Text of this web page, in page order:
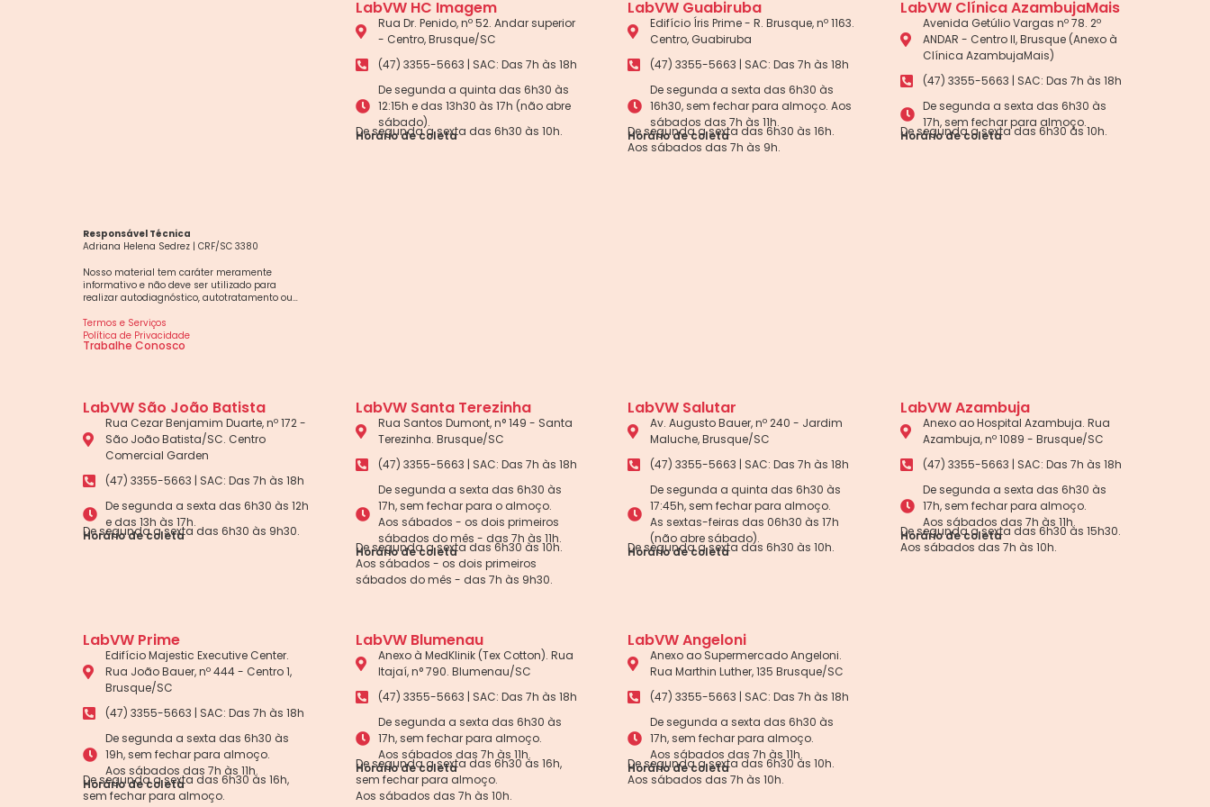
Responsável Técnica
Adriana Helena Sedrez | CRF/SC 3380
Nosso material tem caráter meramente
informativo e não deve ser utilizado para
realizar autodiagnóstico, autotratamento ou
seu médico.
Termos e Serviços
Política de Privacidade
Trabalhe Conosco
LabVW HC Imagem
Rua Dr. Penido, nº 52. Andar superior
- Centro, Brusque/SC
(47) 3355-5663 | SAC: Das 7h às 18h
De segunda a quinta das 6h30 às
12:15h e das 13h30 às 17h (não abre
sábado).
Horário de coleta
De segunda a sexta das 6h30 às 10h.
LabVW Guabiruba
Edifício Íris Prime - R. Brusque, nº 1163.
Centro, Guabiruba
(47) 3355-5663 | SAC: Das 7h às 18h
De segunda a sexta das 6h30 às
16h30, sem fechar para almoço. Aos
sábados das 7h às 11h.
Horário de coleta
De segunda a sexta das 6h30 às 16h.
Aos sábados das 7h às 9h.
LabVW Clínica AzambujaMais
Avenida Getúlio Vargas nº 78. 2º
ANDAR - Centro II, Brusque (Anexo à
Clínica AzambujaMais)
(47) 3355-5663 | SAC: Das 7h às 18h
De segunda a sexta das 6h30 às
17h, sem fechar para almoço.
Horário de coleta
De segunda a sexta das 6h30 às 10h.
LabVW São João Batista
Rua Cezar Benjamim Duarte, nº 172 -
São João Batista/SC. Centro
Comercial Garden
(47) 3355-5663 | SAC: Das 7h às 18h
De segunda a sexta das 6h30 às 12h
e das 13h às 17h.
Horário de coleta
De segunda a sexta das 6h30 às 9h30.
LabVW Santa Terezinha
Rua Santos Dumont, n° 149 - Santa
Terezinha. Brusque/SC
(47) 3355-5663 | SAC: Das 7h às 18h
De segunda a sexta das 6h30 às
17h, sem fechar para o almoço.
Aos sábados - os dois primeiros
sábados do mês - das 7h às 11h.
Horário de coleta
De segunda a sexta das 6h30 às 10h.
Aos sábados - os dois primeiros
sábados do mês - das 7h às 9h30.
LabVW Salutar
Av. Augusto Bauer, nº 240 - Jardim
Maluche, Brusque/SC
(47) 3355-5663 | SAC: Das 7h às 18h
De segunda a quinta das 6h30 às
17:45h, sem fechar para almoço.
As sextas-feiras das 06h30 às 17h
(não abre sábado).
Horário de coleta
De segunda a sexta das 6h30 às 10h.
LabVW Azambuja
Anexo ao Hospital Azambuja. Rua
Azambuja, nº 1089 - Brusque/SC
(47) 3355-5663 | SAC: Das 7h às 18h
De segunda a sexta das 6h30 às
17h, sem fechar para almoço.
Aos sábados das 7h às 11h.
Horário de coleta
De segunda a sexta das 6h30 às 15h30.
Aos sábados das 7h às 10h.
LabVW Prime
Edifício Majestic Executive Center.
Rua João Bauer, nº 444 - Centro 1,
Brusque/SC
(47) 3355-5663 | SAC: Das 7h às 18h
De segunda a sexta das 6h30 às
19h, sem fechar para almoço.
Aos sábados das 7h às 11h.
Horário de coleta
De segunda a sexta das 6h30 às 16h,
sem fechar para almoço.
LabVW Blumenau
Anexo à MedKlinik (Tex Cotton). Rua
Itajaí, n° 790. Blumenau/SC
(47) 3355-5663 | SAC: Das 7h às 18h
De segunda a sexta das 6h30 às
17h, sem fechar para almoço.
Aos sábados das 7h às 11h.
Horário de coleta
De segunda a sexta das 6h30 às 16h,
sem fechar para almoço.
Aos sábados das 7h às 10h.
LabVW Angeloni
Anexo ao Supermercado Angeloni.
Rua Marthin Luther, 135 Brusque/SC
(47) 3355-5663 | SAC: Das 7h às 18h
De segunda a sexta das 6h30 às
17h, sem fechar para almoço.
Aos sábados das 7h às 11h.
Horário de coleta
De segunda a sexta das 6h30 às 10h.
Aos sábados das 7h às 10h.